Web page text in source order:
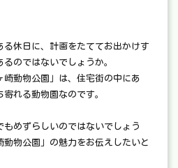
る休日に、計画をたててお出かけす
のではないでしょうか。
崎動物公園」は、住宅街の中にあ
れる動物園なのです。
もめずらしいのではないでしょう
物公園」の魅力をお伝えしたいと